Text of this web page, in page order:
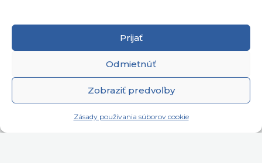
Prijať
Odmietnúť
Zobraziť predvoľby
Zásady používania súborov cookie
Sídlo: Štiavnička 211/49
97681 Podbrezová
Slovenská republika